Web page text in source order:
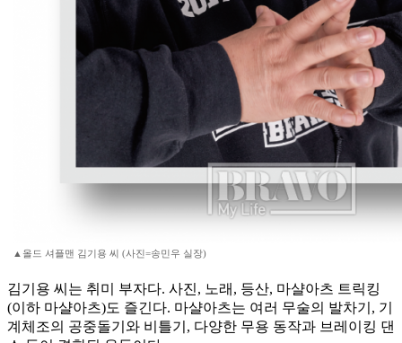
▲올드 셔플맨 김기용 씨 (사진=송민우 실장)
김기용 씨는 취미 부자다. 사진, 노래, 등산, 마샬아츠 트릭킹
(이하 마샬아츠)도 즐긴다. 마샬아츠는 여러 무술의 발차기, 기
계체조의 공중돌기와 비틀기, 다양한 무용 동작과 브레이킹 댄